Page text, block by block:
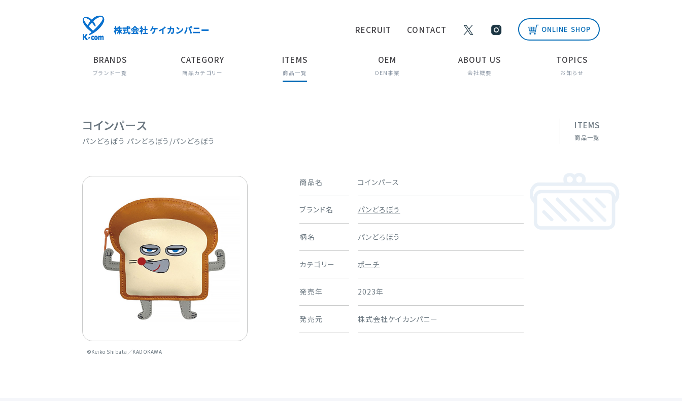
RECRUIT CONTACT ONLINE SHOP
BRANDS
ブランド一覧
CATEGORY
商品カテゴリー
ITEMS
商品一覧
OEM
OEM事業
ABOUT US
会社概要
TOPICS
お知らせ
コインパース
パンどろぼう パンどろぼう/パンどろぼう
ITEMS
商品一覧
©Keiko Shibata／KADOKAWA
商品名 コインパース
ブランド名 パンどろぼう
柄名 パンどろぼう
カテゴリー ポーチ
発売年 2023年
発売元 株式会社ケイカンパニー